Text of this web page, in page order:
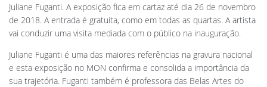
Juliane Fuganti. A exposição fica em cartaz até dia 26 de novembro
de 2018. A entrada é gratuita, como em todas as quartas. A artista
vai conduzir uma visita mediada com o público na inauguração.
Juliane Fuganti é uma das maiores referências na gravura nacional
e esta exposição no MON confirma e consolida a importância da
sua trajetória. Fuganti também é professora das Belas Artes do